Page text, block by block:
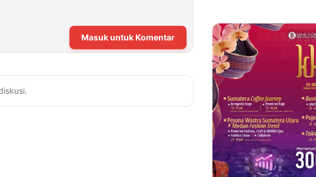
Masuk untuk Komentar